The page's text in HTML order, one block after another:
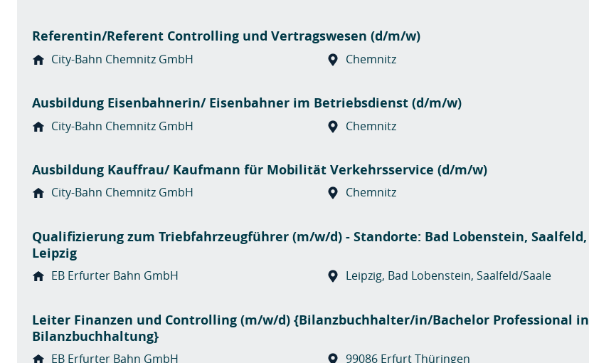
Referentin/Referent Controlling und Vertragswesen (d/m/w)
City-Bahn Chemnitz GmbH Chemnitz
Ausbildung Eisenbahnerin/ Eisenbahner im Betriebsdienst (d/m/w)
City-Bahn Chemnitz GmbH Chemnitz
Ausbildung Kauffrau/ Kaufmann für Mobilität Verkehrsservice (d/m/w)
City-Bahn Chemnitz GmbH Chemnitz
Qualifizierung zum Triebfahrzeugführer (m/w/d) - Standorte: Bad Lobenstein, Saalfeld,
Leipzig
EB Erfurter Bahn GmbH Leipzig, Bad Lobenstein, Saalfeld/Saale
Leiter Finanzen und Controlling (m/w/d) {Bilanzbuchhalter/in/Bachelor Professional in
Bilanzbuchhaltung}
EB Erfurter Bahn GmbH 99086 Erfurt Thüringen